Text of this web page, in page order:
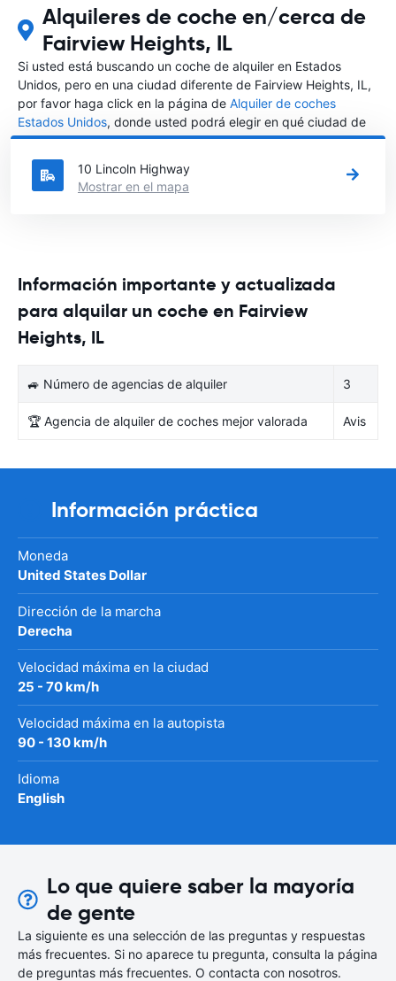
Alquileres de coche en/cerca de
Fairview Heights, IL
Si usted está buscando un coche de alquiler en Estados
Unidos, pero en una ciudad diferente de Fairview Heights, IL,
por favor haga click en la página de Alquiler de coches
Estados Unidos, donde usted podrá elegir en qué ciudad de
Estados Unidos desea alquilar un coche.
10 Lincoln Highway
Mostrar en el mapa
Información importante y actualizada
para alquilar un coche en Fairview
Heights, IL
🚙 Número de agencias de alquiler 3
🏆 Agencia de alquiler de coches mejor valorada Avis
Información práctica
Moneda
United States Dollar
Dirección de la marcha
Derecha
Velocidad máxima en la ciudad
25 - 70 km/h
Velocidad máxima en la autopista
90 - 130 km/h
Idioma
English
Lo que quiere saber la mayoría
de gente
La siguiente es una selección de las preguntas y respuestas
más frecuentes. Si no aparece tu pregunta, consulta la página
de preguntas más frecuentes. O contacta con nosotros.